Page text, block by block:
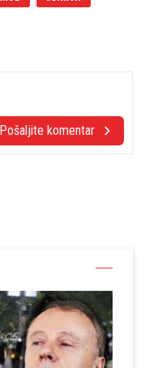
Pošaljite komentar